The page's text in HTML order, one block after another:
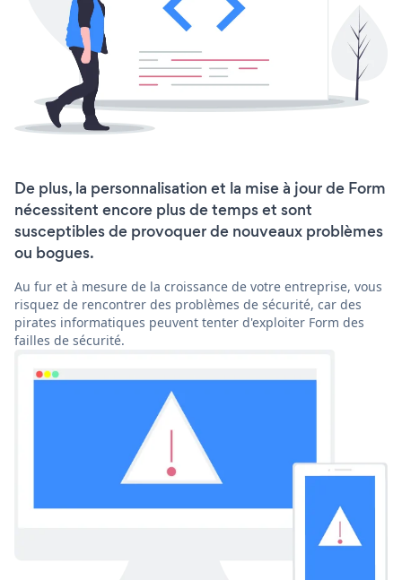
De plus, la personnalisation et la mise à jour de Form
nécessitent encore plus de temps et sont
susceptibles de provoquer de nouveaux problèmes
ou bogues.
Au fur et à mesure de la croissance de votre entreprise, vous
risquez de rencontrer des problèmes de sécurité, car des
pirates informatiques peuvent tenter d'exploiter Form des
failles de sécurité.